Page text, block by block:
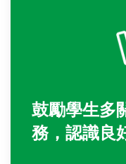
鼓勵學生多
務，認識良